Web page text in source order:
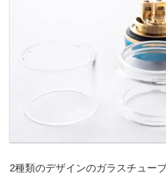
2種類のデザインのガラスチューブ